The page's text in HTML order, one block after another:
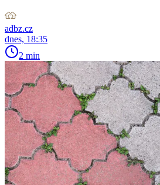
adbz.cz
dnes, 18:35
2 min